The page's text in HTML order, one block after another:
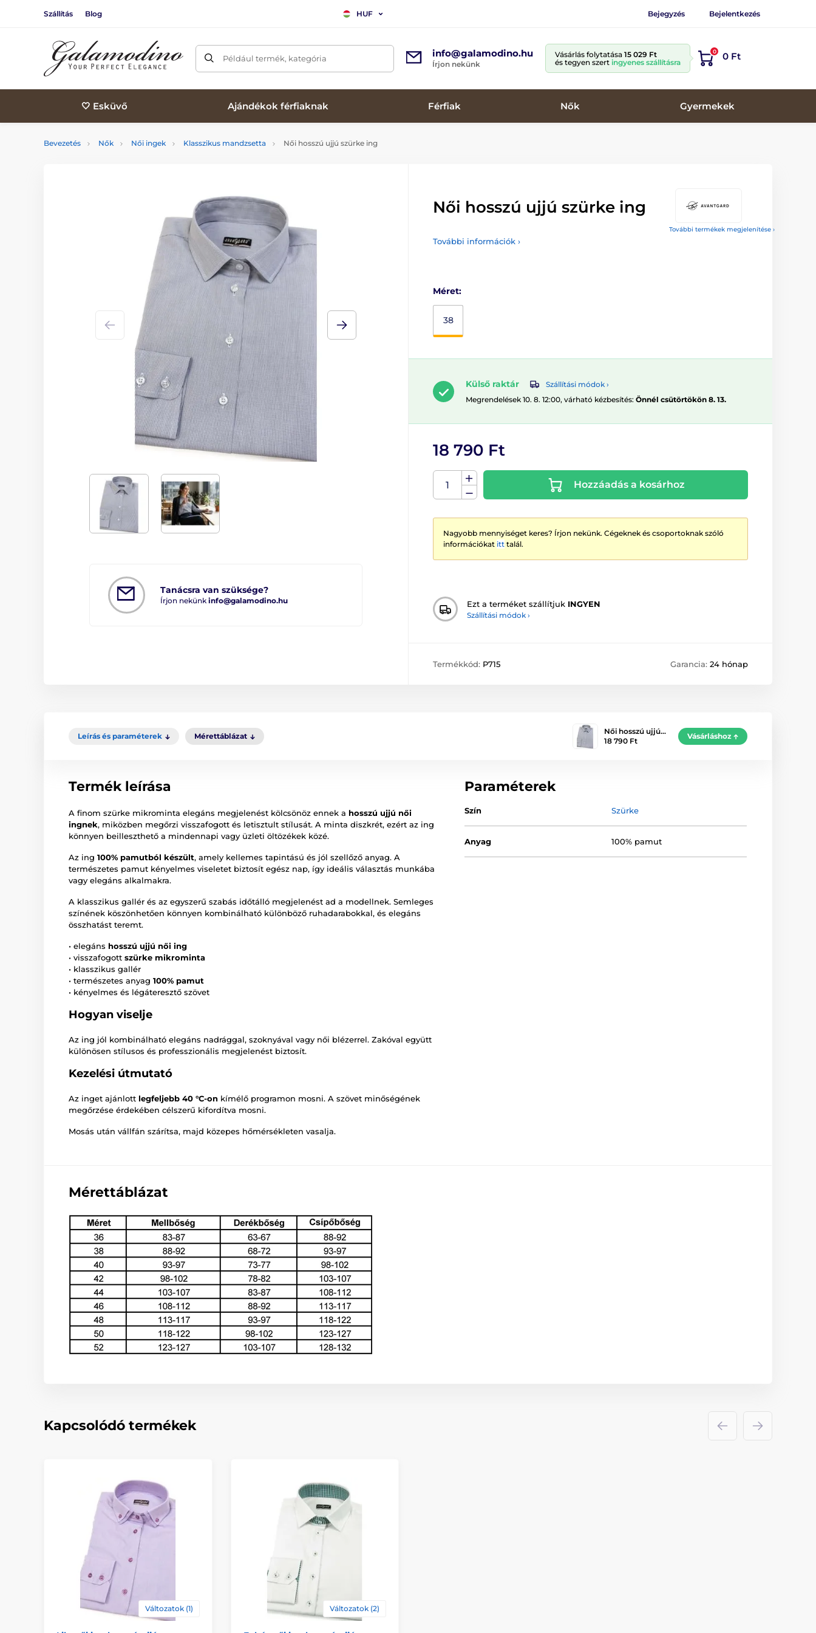
Szállítás Blog HUF Bejegyzés Bejelentkezés
Például termék, kategória info@galamodino.hu
Írjon nekünk
Vásárlás folytatása 15 029 Ft
és tegyen szert ingyenes szállításra
0 0 Ft
🤍 Esküvő Ajándékok férfiaknak Férfiak Nők Gyermekek
Bevezetés Nők Női ingek Klasszikus mandzsetta Női hosszú ujjú szürke ing
További termékek megjelenítése ›
Tanácsra van szüksége?
Írjon nekünk info@galamodino.hu
Női hosszú ujjú szürke ing
További információk ›
Méret:
38
Külső raktár
Szállítási módok ›
Megrendelések 10. 8. 12:00, várható kézbesítés: Önnél csütörtökön 8. 13.
18 790 Ft
Hozzáadás a kosárhoz
Nagyobb mennyiséget keres? Írjon nekünk. Cégeknek és csoportoknak szóló
információkat itt talál.
Ezt a terméket szállítjuk INGYEN
Szállítási módok ›
Termékkód: P715 Garancia: 24 hónap
Leírás és paraméterek Mérettáblázat
Női hosszú ujjú…
18 790 Ft
Vásárláshoz
Termék leírása
A finom szürke mikrominta elegáns megjelenést kölcsönöz ennek a hosszú ujjú női
ingnek, miközben megőrzi visszafogott és letisztult stílusát. A minta diszkrét, ezért az ing
könnyen beilleszthető a mindennapi vagy üzleti öltözékek közé.
Az ing 100% pamutból készült, amely kellemes tapintású és jól szellőző anyag. A
természetes pamut kényelmes viseletet biztosít egész nap, így ideális választás munkába
vagy elegáns alkalmakra.
A klasszikus gallér és az egyszerű szabás időtálló megjelenést ad a modellnek. Semleges
színének köszönhetően könnyen kombinálható különböző ruhadarabokkal, és elegáns
összhatást teremt.
• elegáns hosszú ujjú női ing
• visszafogott szürke mikrominta
• klasszikus gallér
• természetes anyag 100% pamut
• kényelmes és légáteresztő szövet
Hogyan viselje
Az ing jól kombinálható elegáns nadrággal, szoknyával vagy női blézerrel. Zakóval együtt
különösen stílusos és professzionális megjelenést biztosít.
Kezelési útmutató
Az inget ajánlott legfeljebb 40 °C-on kímélő programon mosni. A szövet minőségének
megőrzése érdekében célszerű kifordítva mosni.
Mosás után vállfán szárítsa, majd közepes hőmérsékleten vasalja.
Paraméterek
Szín Szürke
Anyag 100% pamut
Mérettáblázat
Kapcsolódó termékek
Változatok (1) Változatok (2)